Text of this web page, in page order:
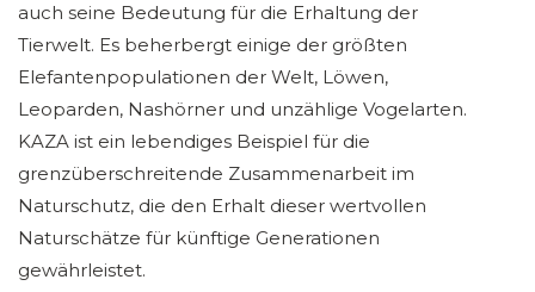
auch seine Bedeutung für die Erhaltung der
Tierwelt. Es beherbergt einige der größten
Elefantenpopulationen der Welt, Löwen,
Leoparden, Nashörner und unzählige Vogelarten.
KAZA ist ein lebendiges Beispiel für die
grenzüberschreitende Zusammenarbeit im
Naturschutz, die den Erhalt dieser wertvollen
Naturschätze für künftige Generationen
gewährleistet.